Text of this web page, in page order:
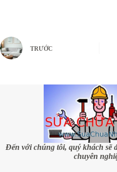
TRƯỚC
Đến với chúng tôi, quý khách sẽ
chuyên